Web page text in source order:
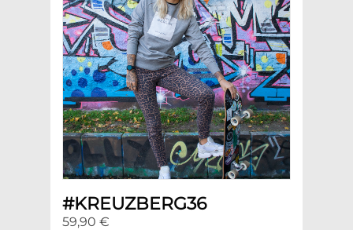
#KREUZBERG36
59,90 €